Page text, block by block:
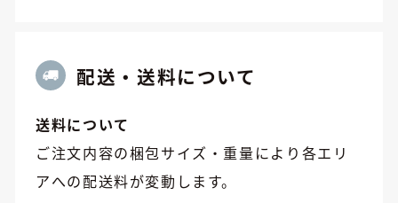
配送・送料について
送料について
ご注文内容の梱包サイズ・重量により各エリ
アへの配送料が変動します。